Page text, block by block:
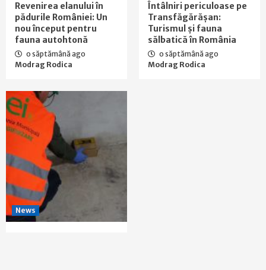
Revenirea elanului în
pădurile României: Un
nou început pentru
fauna autohtonă
o săptămână ago
Modrag Rodica
Întâlniri periculoase pe
Transfăgărășan:
Turismul și fauna
sălbatică în România
o săptămână ago
Modrag Rodica
News